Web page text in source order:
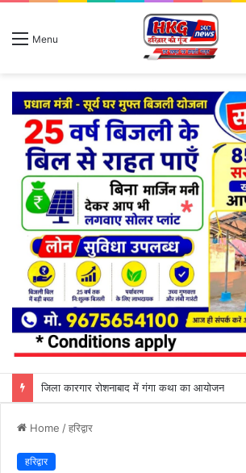
Menu
जिला कारगार रोशनाबाद में गंगा कथा का आयोजन
Home /हरिद्वार
हरिद्वार